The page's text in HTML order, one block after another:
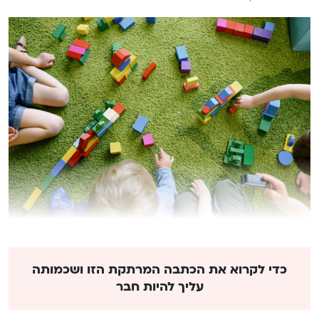
כדי לקרוא את הכתבה המרתקת הזו ושכמותה
עליך להיות חבר